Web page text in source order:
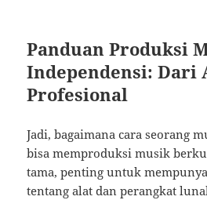
Panduan Produksi
Independensi: Dari
Profesional
Jadi, bagaimana cara seorang
bisa memproduksi musik
tama, penting untuk
tentang alat dan perangkat